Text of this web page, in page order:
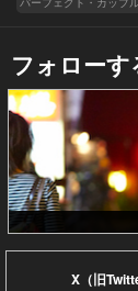
フォローす
X（旧